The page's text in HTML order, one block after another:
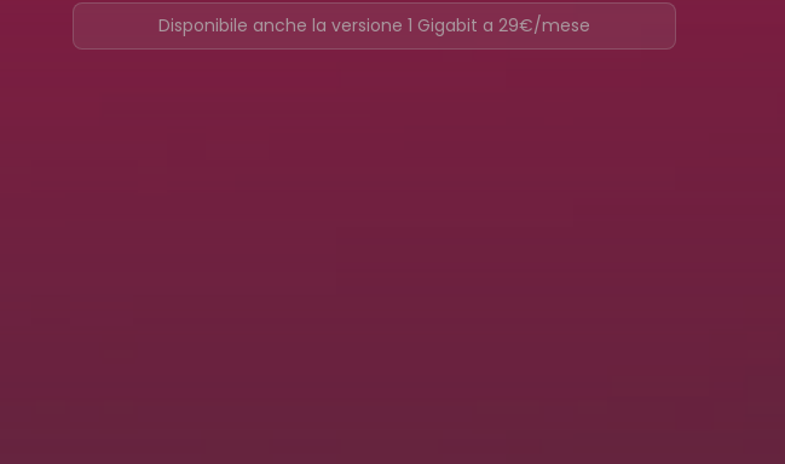
Disponibile anche la versione 1 Gigabit a 29€/mese